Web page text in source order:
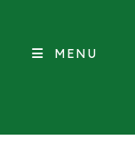
MENU